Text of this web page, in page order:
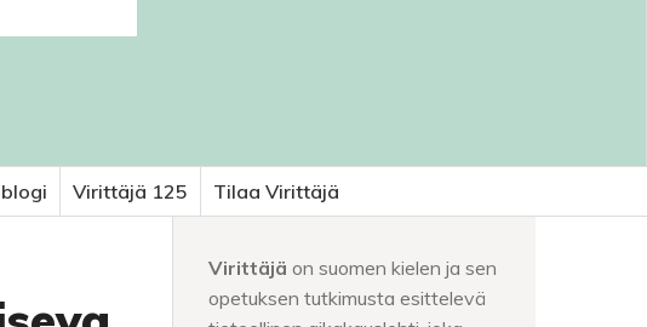
Virittäjä 125 Tilaa Virittäjä
Virittäjä on suomen kielen ja sen
opetuksen tutkimusta esittelevä